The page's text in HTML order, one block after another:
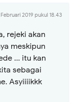
2019 pukul 18.43
rejeki akan
meskipun
... itu kan
sebagai
Asyiiiikkk